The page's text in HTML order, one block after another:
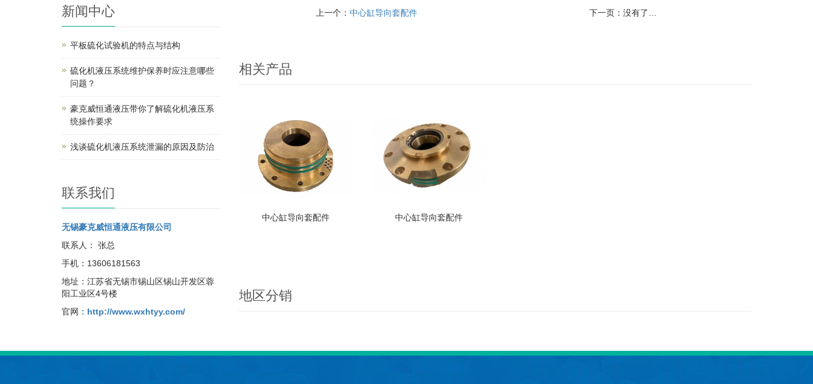
上一个：中心缸导向套配件 下一页：没有了…
相关产品
中心缸导向套配件 中心缸导向套配件
地区分销
新闻中心
平板硫化试验机的特点与结构
硫化机液压系统维护保养时应注意哪些
问题？
豪克威恒通液压带你了解硫化机液压系
统操作要求
浅谈硫化机液压系统泄漏的原因及防治
联系我们
无锡豪克威恒通液压有限公司
联系人： 张总
手机：13606181563
地址： 江苏省无锡市锡山区锡山开发区蓉
阳工业区4号楼
官网： http://www.wxhtyy.com/